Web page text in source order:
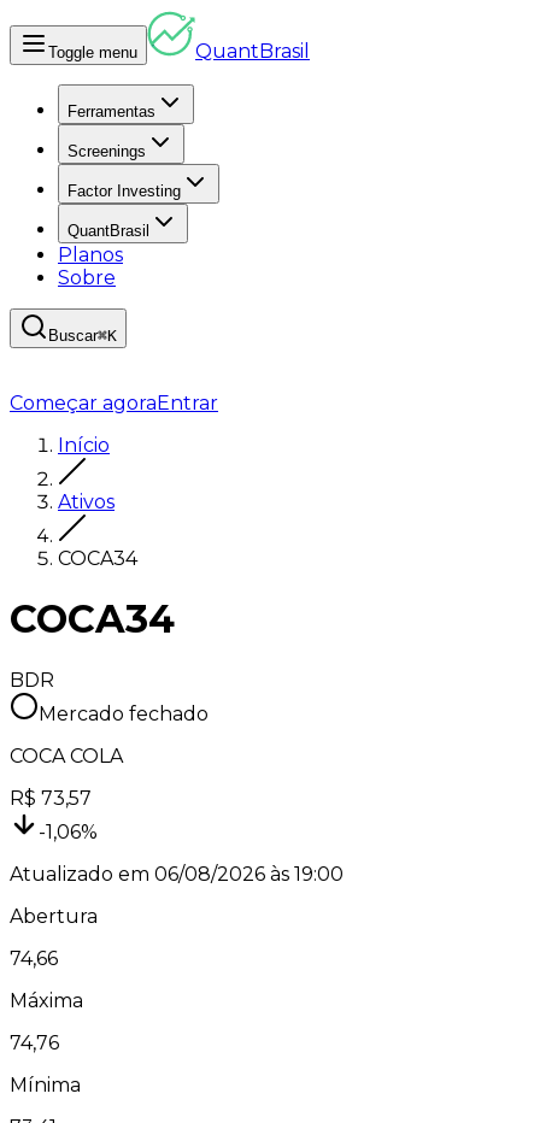
Toggle menu QuantBrasil
Ferramentas
Screenings
Factor Investing
QuantBrasil
Planos
Sobre
Buscar⌘K
Começar agoraEntrar
Início
Ativos
COCA34
COCA34
BDR
Mercado fechado
COCA COLA
R$ 73,57
-1,06%
Atualizado em 06/08/2026 às 19:00
Abertura
74,66
Máxima
74,76
Mínima